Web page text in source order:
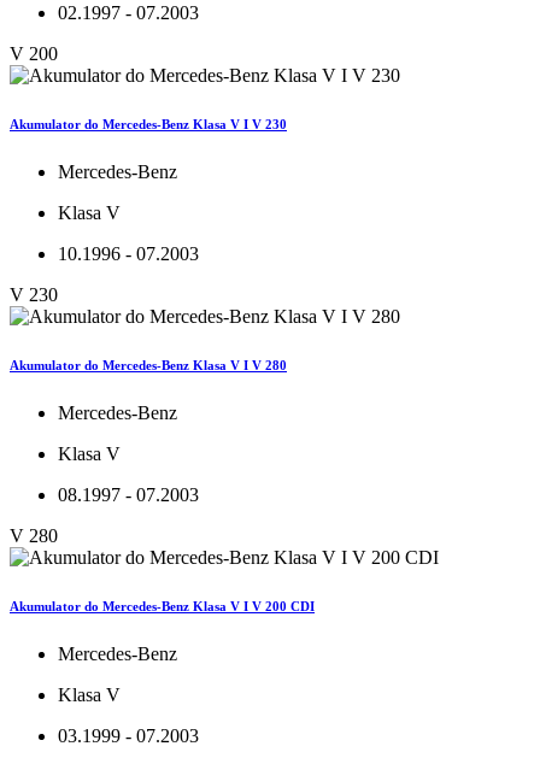
02.1997 - 07.2003
V 200
Akumulator do Mercedes-Benz Klasa V I V 230
Mercedes-Benz
Klasa V
10.1996 - 07.2003
V 230
Akumulator do Mercedes-Benz Klasa V I V 280
Mercedes-Benz
Klasa V
08.1997 - 07.2003
V 280
Akumulator do Mercedes-Benz Klasa V I V 200 CDI
Mercedes-Benz
Klasa V
03.1999 - 07.2003